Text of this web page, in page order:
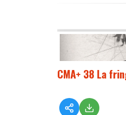
CMA+ 38 La